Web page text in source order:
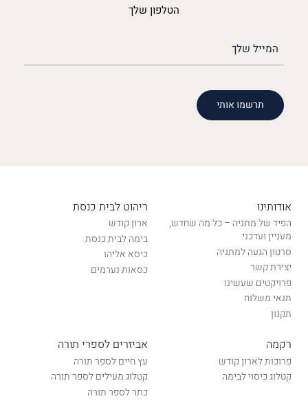
הטלפון שלך
(חובה)
אודותינו
הפיד של מתניה – כל מה שחדש,
מעניין ועדכני
סרטון הגעה למתניה
יצירת קשר
פרויקטים שעשינו
תנאי משלוח
תקנון
ריהוט לבית כנסת
ארון קודש
בימה לבית כנסת
כיסא אליהו
כסאות נערמים
רקמה
פרוכות לארון קודש
קטלוג כיסוי לבימה
אביזרים לספרי תורה
עץ חיים לספר תורה
קטלוג מעילים לספר תורה
כתר לספר תורה